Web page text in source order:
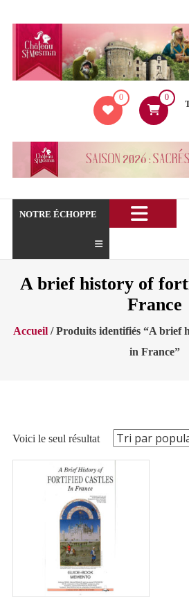
contenu
de
Mesmin
0 0
NOTRE ÉCHOPPE
A brief history of
France
Accueil/ Produits identifiés “A brief
in France”
Voici le seul résultat